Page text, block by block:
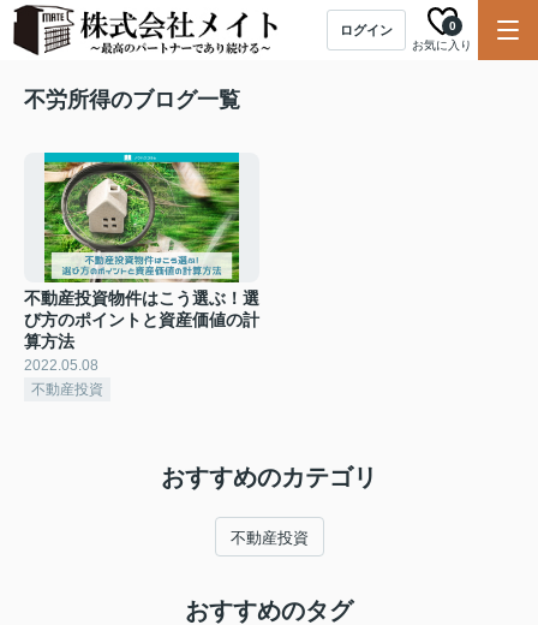
ログイン
お気に入り
0
不労所得のブログ一覧
不動産投資物件はこう選ぶ！選
び方のポイントと資産価値の計
算方法
2022.05.08
不動産投資
おすすめのカテゴリ
不動産投資
おすすめのタグ